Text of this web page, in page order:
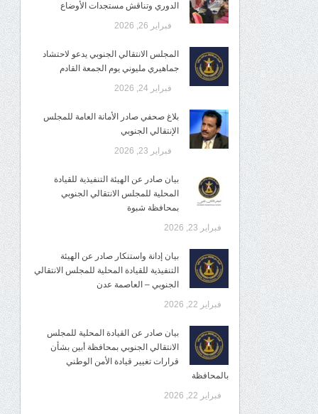
الدوري وتناقش مستجدات الأوضاع
فبراير 26, 2026
المجلس الانتقالي الجنوبي يدعو لاحتشاد
جماهيري مليوني يوم الجمعة القادم
فبراير 24, 2026
بلاغ صحفي صادر الأمانة العامة للمجلس
الإنتقالي الجنوبي
فبراير 23, 2026
بيان صادر عن الهيئة التنفيذية للقيادة
المحلية للمجلس الانتقالي الجنوبي
بمحافظة شبوة
فبراير 23, 2026
بيان إدانة واستنكار صادر عن الهيئة
التنفيذية للقيادة المحلية للمجلس الانتقالي
الجنوبي – العاصمة عدن
فبراير 22, 2026
بيان صادر عن القيادة المحلية للمجلس
الانتقالي الجنوبي بمحافظة أبين بشأن
قرارات تغيير قيادة الأمن الوطني
بالمحافظة
فبراير 22, 2026